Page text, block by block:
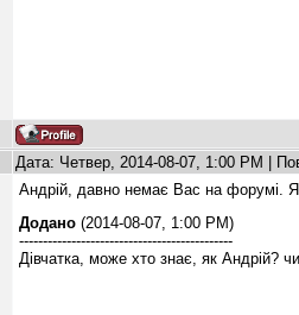
Дата: Четвер, 2014-08-07, 1:00 PM |
Андрій, давно немає Вас на форумі.
Додано (2014-08-07, 1:00 PM)
---------------------------------------------
Дівчатка, може хто знає, як Андрій?